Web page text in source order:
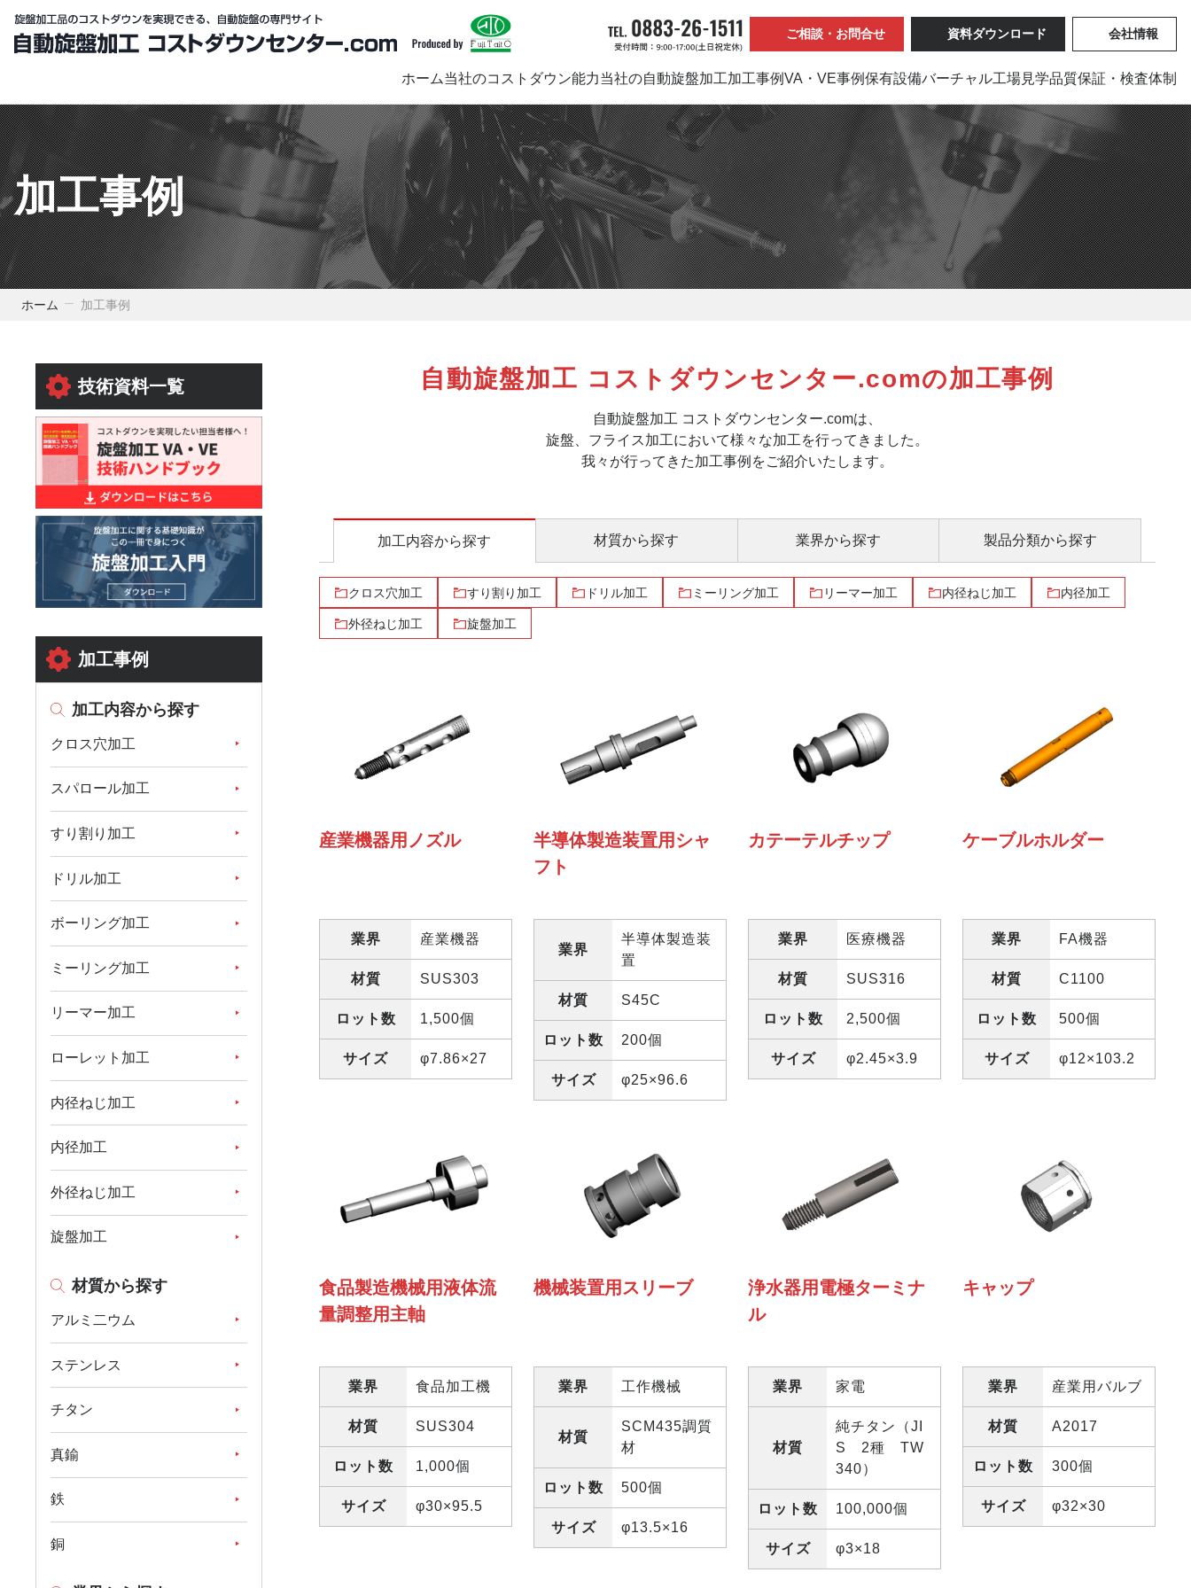
ご相談・お問合せ 資料ダウンロード 会社情報
ホーム当社のコストダウン能力当社の自動旋盤加工加工事例VA・VE事例保有設備バーチャル工場見学品質保証・検査体制
加工事例
ホーム 加工事例
技術資料一覧
加工事例
加工内容から探す
クロス穴加工
スパロール加工
すり割り加工
ドリル加工
ボーリング加工
ミーリング加工
リーマー加工
ローレット加工
内径ねじ加工
内径加工
外径ねじ加工
旋盤加工
材質から探す
アルミ二ウム
ステンレス
チタン
真鍮
鉄
銅
自動旋盤加工 コストダウンセンター.comの加工事例
自動旋盤加工 コストダウンセンター.comは、
旋盤、フライス加工において様々な加工を行ってきました。
我々が行ってきた加工事例をご紹介いたします。
加工内容から探す 材質から探す 業界から探す 製品分類から探す
クロス穴加工 すり割り加工 ドリル加工 ミーリング加工 リーマー加工 内径ねじ加工 内径加工
外径ねじ加工 旋盤加工
産業機器用ノズル
業界 産業機器
材質 SUS303
ロット数 1,500個
サイズ φ7.86×27
半導体製造装置用シャ
フト
業界
半導体製造装
置
材質 S45C
ロット数 200個
サイズ φ25×96.6
カテーテルチップ
業界 医療機器
材質 SUS316
ロット数 2,500個
サイズ φ2.45×3.9
ケーブルホルダー
業界 FA機器
材質 C1100
ロット数 500個
サイズ φ12×103.2
食品製造機械用液体流
量調整用主軸
業界 食品加工機
材質 SUS304
ロット数 1,000個
サイズ φ30×95.5
機械装置用スリーブ
業界 工作機械
材質
SCM435調質
材
ロット数 500個
サイズ φ13.5×16
浄水器用電極ターミナ
ル
業界 家電
材質
純チタン（JI
S 2種 TW
340）
ロット数 100,000個
サイズ φ3×18
キャップ
業界 産業用バルブ
材質 A2017
ロット数 300個
サイズ φ32×30